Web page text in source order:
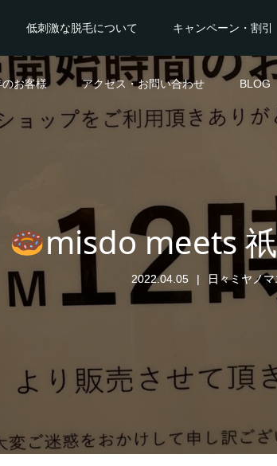
低刺激な脱毛について キャンペーン・割引
お客様 アクセス・お問い合わせ BLOG
misdo meets
2022.04.05 日々ミヤノマ